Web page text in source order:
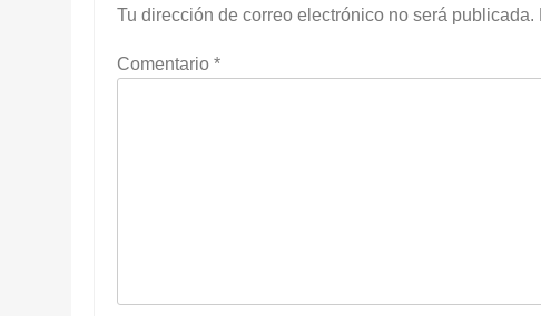
Tu dirección de correo electrónico no será publicada.
Comentario *